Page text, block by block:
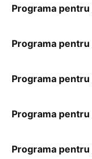
Programa pentru
Programa pentru
Programa pentru
Programa pentru
Programa pentru